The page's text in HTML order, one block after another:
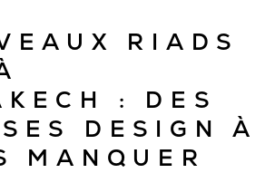
RIADS
: DES
DESIGN À
MANQUER